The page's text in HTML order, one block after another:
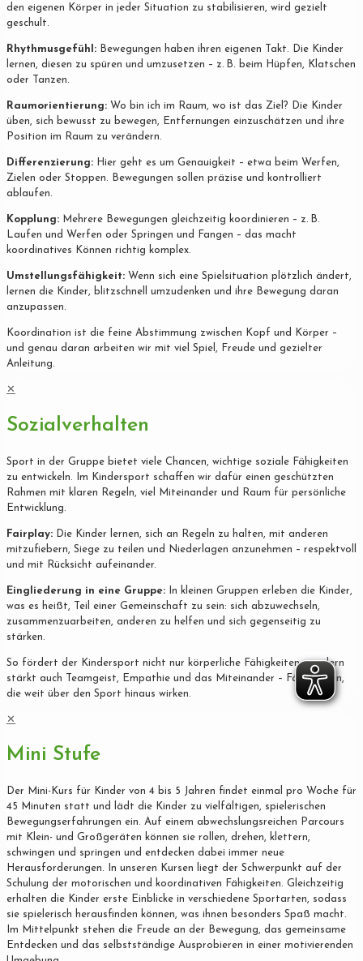
den eigenen Körper in jeder Situation zu stabilisieren, wird gezielt
geschult.
Rhythmusgefühl: Bewegungen haben ihren eigenen Takt. Die Kinder
lernen, diesen zu spüren und umzusetzen – z. B. beim Hüpfen, Klatschen
oder Tanzen.
Raumorientierung: Wo bin ich im Raum, wo ist das Ziel? Die Kinder
üben, sich bewusst zu bewegen, Entfernungen einzuschätzen und ihre
Position im Raum zu verändern.
Differenzierung: Hier geht es um Genauigkeit – etwa beim Werfen,
Zielen oder Stoppen. Bewegungen sollen präzise und kontrolliert
ablaufen.
Kopplung: Mehrere Bewegungen gleichzeitig koordinieren – z. B.
Laufen und Werfen oder Springen und Fangen – das macht
koordinatives Können richtig komplex.
Umstellungsfähigkeit: Wenn sich eine Spielsituation plötzlich ändert,
lernen die Kinder, blitzschnell umzudenken und ihre Bewegung daran
anzupassen.
Koordination ist die feine Abstimmung zwischen Kopf und Körper –
und genau daran arbeiten wir mit viel Spiel, Freude und gezielter
Anleitung.
✕
Sozialverhalten
Sport in der Gruppe bietet viele Chancen, wichtige soziale Fähigkeiten
zu entwickeln. Im Kindersport schaffen wir dafür einen geschützten
Rahmen mit klaren Regeln, viel Miteinander und Raum für persönliche
Entwicklung.
Fairplay: Die Kinder lernen, sich an Regeln zu halten, mit anderen
mitzufiebern, Siege zu teilen und Niederlagen anzunehmen – respektvoll
und mit Rücksicht aufeinander.
Eingliederung in eine Gruppe: In kleinen Gruppen erleben die Kinder,
was es heißt, Teil einer Gemeinschaft zu sein: sich abzuwechseln,
zusammenzuarbeiten, anderen zu helfen und sich gegenseitig zu
stärken.
So fördert der Kindersport nicht nur körperliche Fähigkeiten, sondern
stärkt auch Teamgeist, Empathie und das Miteinander – Fähigkeiten,
die weit über den Sport hinaus wirken.
✕
Mini Stufe
Der Mini-Kurs für Kinder von 4 bis 5 Jahren findet einmal pro Woche für
45 Minuten statt und lädt die Kinder zu vielfältigen, spielerischen
Bewegungserfahrungen ein. Auf einem abwechslungsreichen Parcours
mit Klein- und Großgeräten können sie rollen, drehen, klettern,
schwingen und springen und entdecken dabei immer neue
Herausforderungen. In unseren Kursen liegt der Schwerpunkt auf der
Schulung der motorischen und koordinativen Fähigkeiten. Gleichzeitig
erhalten die Kinder erste Einblicke in verschiedene Sportarten, sodass
sie spielerisch herausfinden können, was ihnen besonders Spaß macht.
Im Mittelpunkt stehen die Freude an der Bewegung, das gemeinsame
Entdecken und das selbstständige Ausprobieren in einer motivierenden